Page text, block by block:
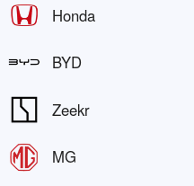
Honda
BYD
Zeekr
MG